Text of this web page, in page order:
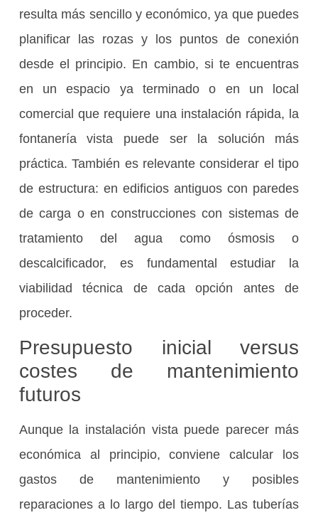
resulta más sencillo y económico, ya que puedes
planificar las rozas y los puntos de conexión
desde el principio. En cambio, si te encuentras
en un espacio ya terminado o en un local
comercial que requiere una instalación rápida, la
fontanería vista puede ser la solución más
práctica. También es relevante considerar el tipo
de estructura: en edificios antiguos con paredes
de carga o en construcciones con sistemas de
tratamiento del agua como ósmosis o
descalcificador, es fundamental estudiar la
viabilidad técnica de cada opción antes de
proceder.
Presupuesto inicial versus
costes de mantenimiento
futuros
Aunque la instalación vista puede parecer más
económica al principio, conviene calcular los
gastos de mantenimiento y posibles
reparaciones a lo largo del tiempo. Las tuberías